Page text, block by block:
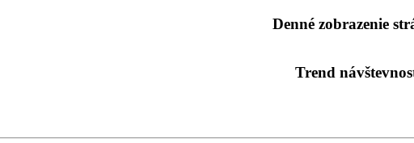
Denné zobrazenie
Trend